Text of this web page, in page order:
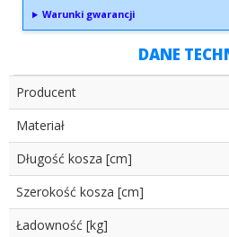
Warunki gwarancji
DANE
Producent
Materiał
Długość kosza [cm]
Szerokość kosza [cm]
Ładowność [kg]